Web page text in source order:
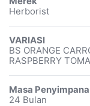
Herborist
VARIASI
BS ORANGE
RASPBERRY
Masa
24 Bulan